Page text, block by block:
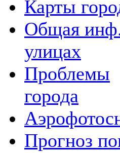
Карты
Общая
улицах
Проблемы
города
Прогноз